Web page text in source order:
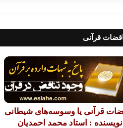
قرآنی
قرآنی یا وسوسه‌های شیطانی
نویسنده : استاد محمد احمدیان